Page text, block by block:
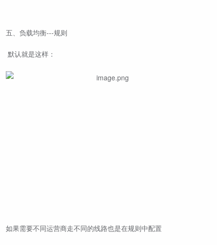
五、负载均衡---规则
默认就是这样：
如果需要不同运营商走不同的线路也是在规则中配置